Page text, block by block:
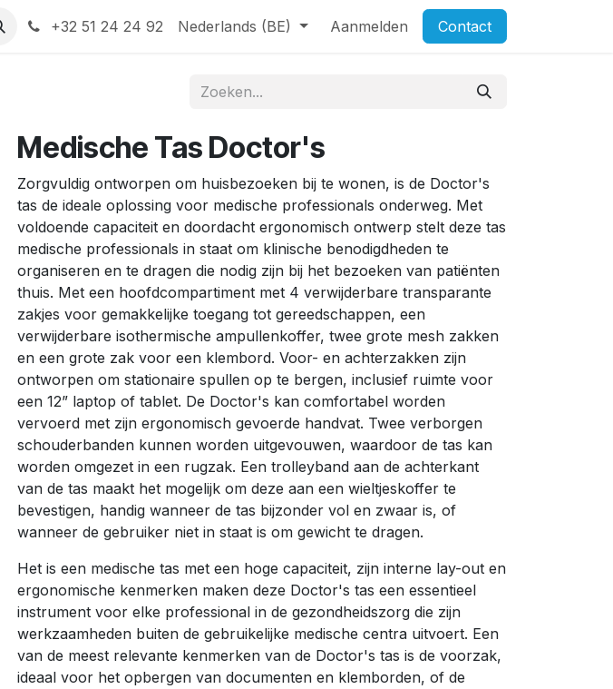
+32 51 24 24 92 Nederlands (BE) Aanmelden Contact
Medische Tas Doctor's
Zorgvuldig ontworpen om huisbezoeken bij te wonen, is de Doctor's
tas de ideale oplossing voor medische professionals onderweg. Met
voldoende capaciteit en doordacht ergonomisch ontwerp stelt deze tas
medische professionals in staat om klinische benodigdheden te
organiseren en te dragen die nodig zijn bij het bezoeken van patiënten
thuis. Met een hoofdcompartiment met 4 verwijderbare transparante
zakjes voor gemakkelijke toegang tot gereedschappen, een
verwijderbare isothermische ampullenkoffer, twee grote mesh zakken
en een grote zak voor een klembord. Voor- en achterzakken zijn
ontworpen om stationaire spullen op te bergen, inclusief ruimte voor
een 12” laptop of tablet. De Doctor's kan comfortabel worden
vervoerd met zijn ergonomisch gevoerde handvat. Twee verborgen
schouderbanden kunnen worden uitgevouwen, waardoor de tas kan
worden omgezet in een rugzak. Een trolleyband aan de achterkant
van de tas maakt het mogelijk om deze aan een wieltjeskoffer te
bevestigen, handig wanneer de tas bijzonder vol en zwaar is, of
wanneer de gebruiker niet in staat is om gewicht te dragen.
Het is een medische tas met een hoge capaciteit, zijn interne lay-out en
ergonomische kenmerken maken deze Doctor's tas een essentieel
instrument voor elke professional in de gezondheidszorg die zijn
werkzaamheden buiten de gebruikelijke medische centra uitvoert. Een
van de meest relevante kenmerken van de Doctor's tas is de voorzak,
ideaal voor het opbergen van documenten en klemborden, of de